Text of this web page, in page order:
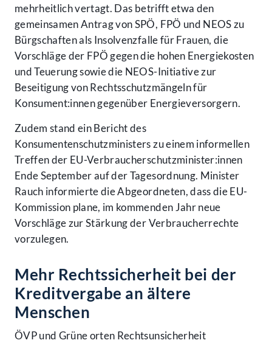
mehrheitlich vertagt. Das betrifft etwa den
gemeinsamen Antrag von SPÖ, FPÖ und NEOS zu
Bürgschaften als Insolvenzfalle für Frauen, die
Vorschläge der FPÖ gegen die hohen Energiekosten
und Teuerung sowie die NEOS-Initiative zur
Beseitigung von Rechtsschutzmängeln für
Konsument:innen gegenüber Energieversorgern.
Zudem stand ein Bericht des
Konsumentenschutzministers zu einem informellen
Treffen der EU-Verbraucherschutzminister:innen
Ende September auf der Tagesordnung. Minister
Rauch informierte die Abgeordneten, dass die EU-
Kommission plane, im kommenden Jahr neue
Vorschläge zur Stärkung der Verbraucherrechte
vorzulegen.
Mehr Rechtssicherheit bei der
Kreditvergabe an ältere
Menschen
ÖVP und Grüne orten Rechtsunsicherheit